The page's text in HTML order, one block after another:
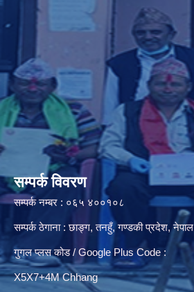
सम्पर्क विवरण
सम्पर्क नम्बर : ०६५ ४००१०८
सम्पर्क ठेगाना : छाङ्ग, तनहुँ, गण्डकी प्रदेश, नेपाल
गुगल प्लस कोड / Google Plus Code :
X5X7+4M Chhang